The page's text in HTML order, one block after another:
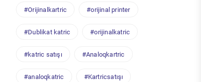
#Orijinalkartric #orijinal printer
#Dublikat katric #orijinalkatric
#katric satışı #Analoqkartric
#analoqkatric #Kartricsatışı